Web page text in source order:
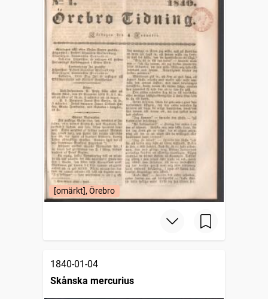
[omärkt], Örebro
1840-01-04
Skånska mercurius